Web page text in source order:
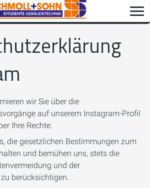
wir Sie über die
auf unserem Instagram-Profil
Ihre Rechte.
die gesetzlichen Bestimmungen zum
und bemühen uns, stets die
und der
berücksichtigen.